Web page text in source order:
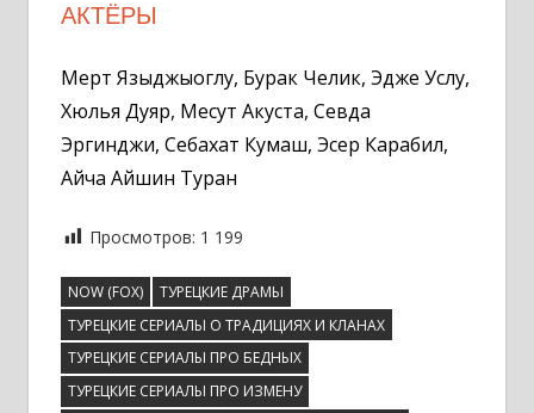
АКТЁРЫ
Мерт Языджыоглу, Бурак Челик, Эдже Услу,
Хюлья Дуяр, Месут Акуста, Севда
Эргинджи, Себахат Кумаш, Эсер Карабил,
Айча Айшин Туран
Просмотров: 1 199
NOW (FOX)
ТУРЕЦКИЕ ДРАМЫ
ТУРЕЦКИЕ СЕРИАЛЫ О ТРАДИЦИЯХ И КЛАНАХ
ТУРЕЦКИЕ СЕРИАЛЫ ПРО БЕДНЫХ
ТУРЕЦКИЕ СЕРИАЛЫ ПРО ИЗМЕНУ